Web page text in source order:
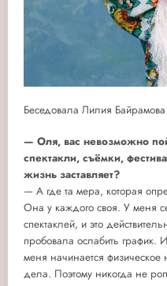
Беседовала Лилия Байрамова
— Оля, вас невозможно
спектакли, съёмки,
жизнь заставляет?
— А где та мера, которая
Она у каждого своя. У меня
спектаклей, и это
пробовала ослабить график.
меня начинается физическое
дела. Поэтому никогда не